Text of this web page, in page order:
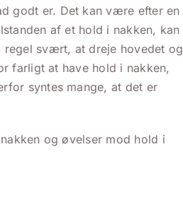
godt er. Det kan være efter en
af et hold i nakken, kan
regel svært, at dreje hovedet og
farligt at have hold i nakken,
syntes mange, at det er
og øvelser mod hold i